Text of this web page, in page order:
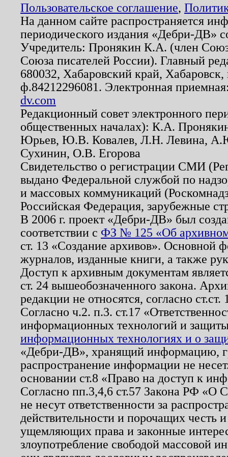
Пользовательское соглашение,
На данном сайте распространяется
периодического издания «Дебри-ДВ»
Учредитель: Пронякин К.А. (член
Союза писателей России). Главный
680032, Хабаровский край,
ф.84212296081. Электронная
dv.com
Редакционный совет электронного
общественных началах): К.А.
Юрьев, Ю.В. Ковалев, Л.Н. Левина,
Сухинин, О.В. Егорова
Свидетельство о регистрации СМИ
выдано Федеральной службой по
и массовых коммуникаций
Российская Федерация, зарубежные
В 2006 г. проект «Дебри-ДВ» был
соответствии с ФЗ № 125 «Об
ст. 13 «Создание архивов». Основной
журналов, изданные книги, а также
Доступ к архивным документам
ст. 24 вышеобозначенного закона.
редакции не относятся, согласно
Согласно ч.2. п.3. ст.17
информационных технологий и
информационных технологиях и о
«Дебри-ДВ», хранящий информацию,
распространение информации не
основании ст.8 «Право на доступ к
Согласно пп.3,4,6 ст.57 Закона РФ «О
не несут ответственности за
действительности и порочащих честь
ущемляющих права и законные
злоупотребление свободой массовой